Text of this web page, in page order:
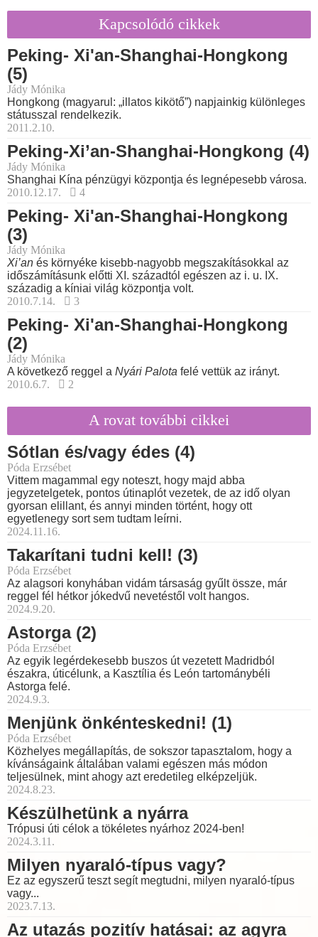
Kapcsolódó cikkek
Peking- Xi'an-Shanghai-Hongkong
(5)
Jády Mónika
Hongkong (magyarul: „illatos kikötő”) napjainkig különleges
státusszal rendelkezik.
2011.2.10.
Peking-Xi’an-Shanghai-Hongkong (4)
Jády Mónika
Shanghai Kína pénzügyi központja és legnépesebb városa.
2010.12.17.
4
Peking- Xi'an-Shanghai-Hongkong
(3)
Jády Mónika
Xi’an és környéke kisebb-nagyobb megszakításokkal az
időszámításunk előtti XI. századtól egészen az i. u. IX.
századig a kíniai világ központja volt.
2010.7.14.
3
Peking- Xi'an-Shanghai-Hongkong
(2)
Jády Mónika
A következő reggel a Nyári Palota felé vettük az irányt.
2010.6.7.
2
A rovat további cikkei
Sótlan és/vagy édes (4)
Póda Erzsébet
Vittem magammal egy noteszt, hogy majd abba
jegyzetelgetek, pontos útinaplót vezetek, de az idő olyan
gyorsan elillant, és annyi minden történt, hogy ott
egyetlenegy sort sem tudtam leírni.
2024.11.16.
Takarítani tudni kell! (3)
Póda Erzsébet
Az alagsori konyhában vidám társaság gyűlt össze, már
reggel fél hétkor jókedvű nevetéstől volt hangos.
2024.9.20.
Astorga (2)
Póda Erzsébet
Az egyik legérdekesebb buszos út vezetett Madridból
északra, úticélunk, a Kasztília és León tartománybéli
Astorga felé.
2024.9.3.
Menjünk önkénteskedni! (1)
Póda Erzsébet
Közhelyes megállapítás, de sokszor tapasztalom, hogy a
kívánságaink általában valami egészen más módon
teljesülnek, mint ahogy azt eredetileg elképzeljük.
2024.8.23.
Készülhetünk a nyárra
Trópusi úti célok a tökéletes nyárhoz 2024-ben!
2024.3.11.
Milyen nyaraló-típus vagy?
Ez az egyszerű teszt segít megtudni, milyen nyaraló-típus
vagy...
2023.7.13.
Az utazás pozitív hatásai: az agyra